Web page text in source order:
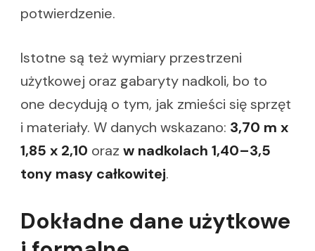
potwierdzenie.
Istotne są też wymiary przestrzeni
użytkowej oraz gabaryty nadkoli, bo to
one decydują o tym, jak zmieści się sprzęt
i materiały. W danych wskazano: 3,70 m x
1,85 x 2,10 oraz w nadkolach 1,40–3,5
tony masy całkowitej.
Dokładne dane użytkowe